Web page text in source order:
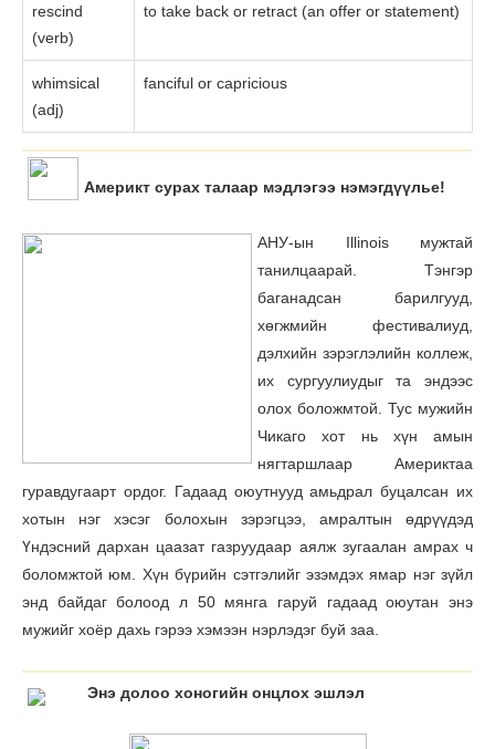
rescind
(verb)
to take back or retract (an offer or statement)
whimsical
(adj)
fanciful or capricious
Америкт сурах талаар мэдлэгээ нэмэгдүүлье!
АНУ-ын Illinois мужтай
танилцаарай. Тэнгэр
баганадсан барилгууд,
хөгжмийн фестивалиуд,
дэлхийн зэрэглэлийн коллеж,
их сургуулиудыг та эндээс
олох боложмтой. Тус мужийн
Чикаго хот нь хүн амын
нягтаршлаар Америктаа
гуравдугаарт ордог. Гадаад оюутнууд амьдрал буцалсан их
хотын нэг хэсэг болохын зэрэгцээ, амралтын өдрүүдэд
Үндэсний дархан цаазат газруудаар аялж зугаалан амрах ч
боломжтой юм. Хүн бүрийн сэтгэлийг эзэмдэх ямар нэг зүйл
энд байдаг болоод л 50 мянга гаруй гадаад оюутан энэ
мужийг хоёр дахь гэрээ хэмээн нэрлэдэг буй заа.
Энэ долоо хоногийн онцлох эшлэл